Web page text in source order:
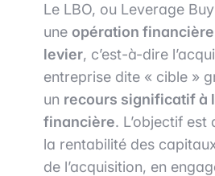
Le LBO, ou Leverage
une opération
levier, c’est-à-dire
entreprise dite « cible »
un recours significatif à
financière. L’objectif
la rentabilité des
de l’acquisition, en